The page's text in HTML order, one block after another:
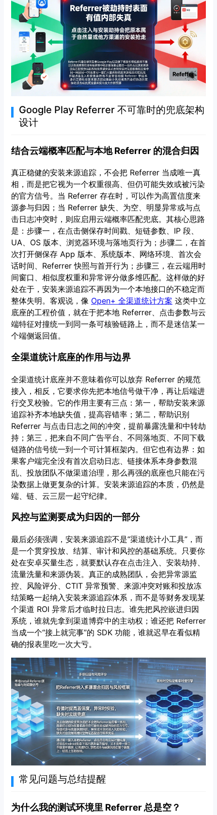
Google Play Referrer 不可靠时的兜底架构
设计
结合云端概率匹配与本地 Referrer 的混合归因
真正稳健的安装来源追踪，不会把 Referrer 当成唯一真
相，而是把它视为一个权重很高、但仍可能失效或被污染
的官方信号。当 Referrer 存在时，可以作为高置信度来
源参与归因；当 Referrer 缺失、为空、明显异常或与点
击日志冲突时，则应启用云端概率匹配兜底。其核心思路
是：步骤一，在点击侧保存时间戳、短链参数、IP 段、
UA、OS 版本、浏览器环境与落地页行为；步骤二，在首
次打开侧保存 App 版本、系统版本、网络环境、首次会
话时间、Referrer 快照与首开行为；步骤三，在云端用时
间窗口、相似度权重和异常评分做多维匹配。这样做的好
处在于，安装来源追踪不再因为一个本地接口的不稳定而
整体失明。客观说，像 Open+ 全渠道统计方案 这类中立
底座的工程价值，就在于把本地 Referrer、点击参数与云
端特征对撞统一到同一条可核验链路上，而不是迷信某一
个端侧返回值。
全渠道统计底座的作用与边界
全渠道统计底座并不意味着你可以放弃 Referrer 的规范
接入，相反，它要求你先把本地信号做干净，再让后端进
行交叉校验。它的作用主要有三点：第一，帮助安装来源
追踪补齐本地缺失值，提高容错率；第二，帮助识别
Referrer 与点击日志之间的冲突，提前暴露洗量和中转劫
持；第三，把来自不同广告平台、不同落地页、不同下载
链路的信号统一到一个可计算框架内。但它也有边界：如
果客户端完全没有首次启动日志、链接体系本身参数混
乱、投放团队不做渠道治理，那么再强的底座也只能在污
染数据上做更复杂的计算。安装来源追踪的本质，仍然是
端、链、云三层一起守纪律。
风控与监测要成为归因的一部分
最后必须强调，安装来源追踪不是“渠道统计小工具”，而
是一个贯穿投放、结算、审计和风控的基础系统。只要你
处在安卓买量生态，就要默认存在点击注入、安装劫持、
流量洗量和来源伪装。真正的成熟团队，会把异常源监
控、风险评分、CTIT 异常预警、来源冲突对账和投放冻
结策略一起纳入安装来源追踪体系，而不是等财务发现某
个渠道 ROI 异常后才临时拉日志。谁先把风控嵌进归因
系统，谁就先拿到渠道博弈中的主动权；谁还把 Referrer
当成一个“接上就完事”的 SDK 功能，谁就迟早在看似精
确的报表里吃一次大亏。
常见问题与总结提醒
为什么我的测试环境里 Referrer 总是空？